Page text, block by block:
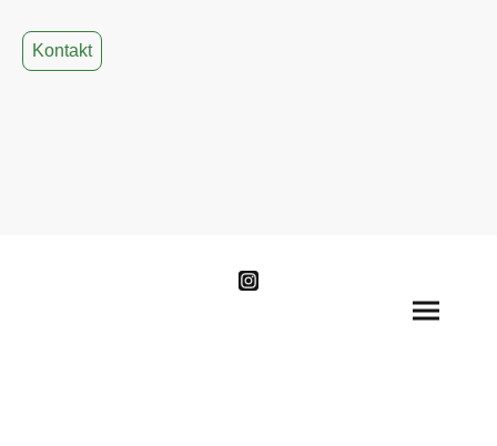
Kontakt